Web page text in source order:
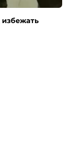
избежать